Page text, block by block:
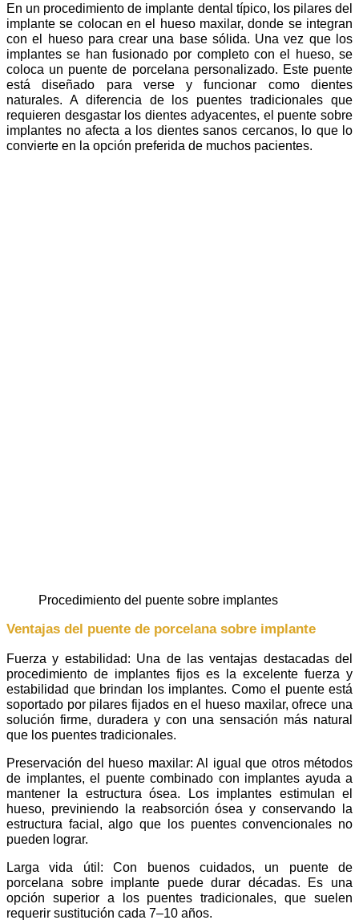
En un procedimiento de implante dental típico, los pilares del
implante se colocan en el hueso maxilar, donde se integran
con el hueso para crear una base sólida. Una vez que los
implantes se han fusionado por completo con el hueso, se
coloca un puente de porcelana personalizado. Este puente
está diseñado para verse y funcionar como dientes
naturales. A diferencia de los puentes tradicionales que
requieren desgastar los dientes adyacentes, el puente sobre
implantes no afecta a los dientes sanos cercanos, lo que lo
convierte en la opción preferida de muchos pacientes.
procedimiento del puente sobre implantes
Ventajas del puente de porcelana sobre implante
Fuerza y estabilidad: Una de las ventajas destacadas del
procedimiento de implantes fijos es la excelente fuerza y
estabilidad que brindan los implantes. Como el puente está
soportado por pilares fijados en el hueso maxilar, ofrece una
solución firme, duradera y con una sensación más natural
que los puentes tradicionales.
Preservación del hueso maxilar: Al igual que otros métodos
de implantes, el puente combinado con implantes ayuda a
mantener la estructura ósea. Los implantes estimulan el
hueso, previniendo la reabsorción ósea y conservando la
estructura facial, algo que los puentes convencionales no
pueden lograr.
Larga vida útil: Con buenos cuidados, un puente de
porcelana sobre implante puede durar décadas. Es una
opción superior a los puentes tradicionales, que suelen
requerir sustitución cada 7–10 años.